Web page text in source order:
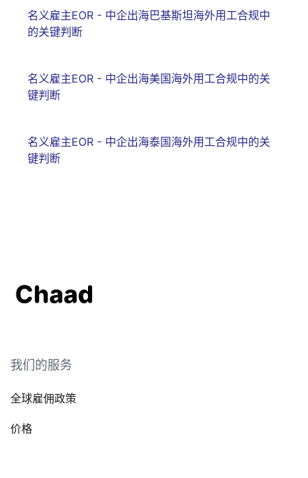
名义雇主EOR - 中企出海巴基斯坦海外用工合规中
的关键判断
名义雇主EOR - 中企出海美国海外用工合规中的关
键判断
名义雇主EOR - 中企出海泰国海外用工合规中的关
键判断
我们的服务
全球雇佣政策
价格